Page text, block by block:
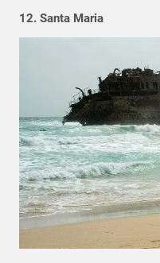
12. Santa Maria